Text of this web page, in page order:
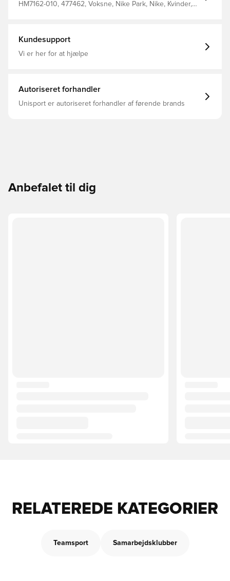
HM7162-010, 477462, Voksne, Nike Park, Nike, Kvinder,
Kundesupport
Vi er her for at hjælpe
Autoriseret forhandler
Unisport er autoriseret forhandler af førende brands
Anbefalet til dig
RELATEREDE KATEGORIER
Teamsport Samarbejdsklubber